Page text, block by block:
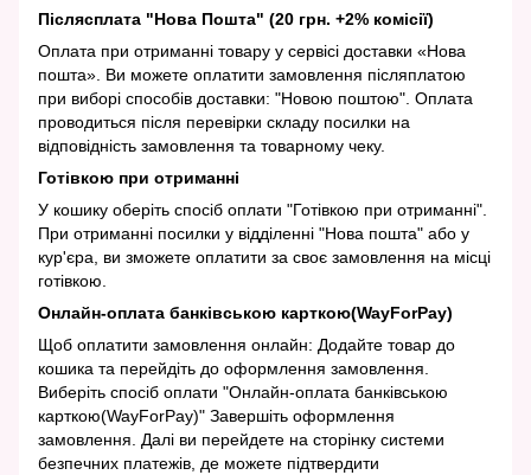
Післясплата "Нова Пошта" (20 грн. +2% комісії)
Оплата при отриманні товару у сервісі доставки «Нова
пошта». Ви можете оплатити замовлення післяплатою
при виборі способів доставки: "Новою поштою". Оплата
проводиться після перевірки складу посилки на
відповідність замовлення та товарному чеку.
Готівкою при отриманні
У кошику оберіть спосіб оплати "Готівкою при отриманні".
При отриманні посилки у відділенні "Нова пошта" або у
кур'єра, ви зможете оплатити за своє замовлення на місці
готівкою.
Онлайн-оплата банківською карткою(WayForPay)
Щоб оплатити замовлення онлайн: Додайте товар до
кошика та перейдіть до оформлення замовлення.
Виберіть спосіб оплати "Онлайн-оплата банківською
карткою(WayForPay)" Завершіть оформлення
замовлення. Далі ви перейдете на сторінку системи
безпечних платежів, де можете підтвердити